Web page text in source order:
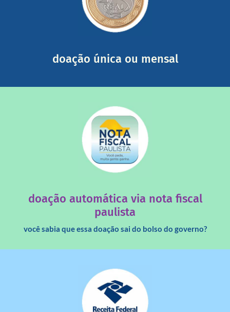
doação única ou mensal
mail mostrando tudo o que fizemos com a sua ajuda
somada a de outras pessoas.
doação automática via nota fiscal
paulista
você sabia que essa doação sai do bolso do governo?
saiba mais
saiba mais